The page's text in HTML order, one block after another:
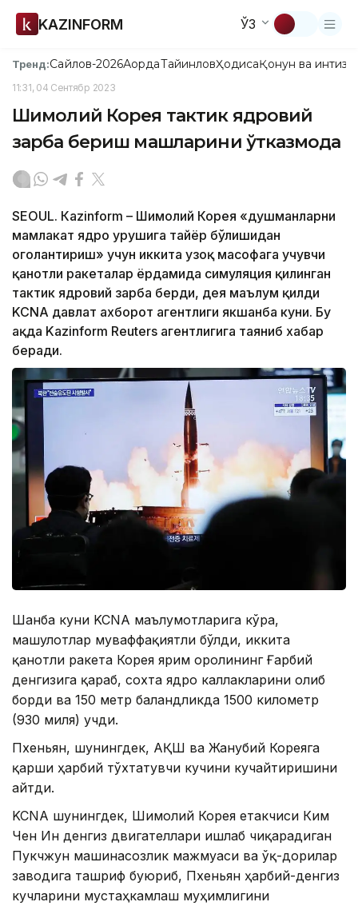
KAZINFORM ЎЗ
Тренд:Сайлов-2026АқордаТайинловҲодисаҚонун ва
11:31, 04 Сентябр 2023
Шимолий Корея тактик ядровий
зарба бериш машқларини ўтказмоқда
SEOUL. Кazinform – Шимолий Корея «душманларни
мамлакат ядро урушига тайёр бўлишидан
огоҳлантириш» учун иккита узоқ масофага учувчи
қанотли ракеталар ёрдамида симуляция қилинган
тактик ядровий зарба берди, дея маълум қилди
KCNA давлат ахборот агентлиги якшанба куни. Бу
ҳақда Kazinform Reuters агентлигига таяниб хабар
беради.
Шанба куни KCNA маълумотларига кўра,
машғулотлар муваффақиятли бўлди, иккита
қанотли ракета Корея ярим оролининг Ғарбий
денгизига қараб, сохта ядро каллакларини олиб
борди ва 150 метр баландликда 1500 километр
(930 миля) учди.
Пхеньян, шунингдек, АҚШ ва Жанубий Кореяга
қарши ҳарбий тўхтатувчи кучини кучайтиришини
айтди.
KCNA шунингдек, Шимолий Корея етакчиси Ким
Чен Ин денгиз двигателлари ишлаб чиқарадиган
Пукчжун машинасозлик мажмуаси ва ўқ-дорилар
заводига ташриф буюриб, Пхеньян ҳарбий-денгиз
кучларини мустаҳкамлаш муҳимлигини